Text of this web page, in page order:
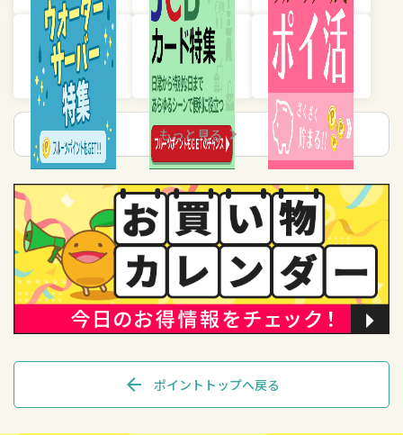
もっと見るchevron_right
arrow_back ポイントトップへ戻る